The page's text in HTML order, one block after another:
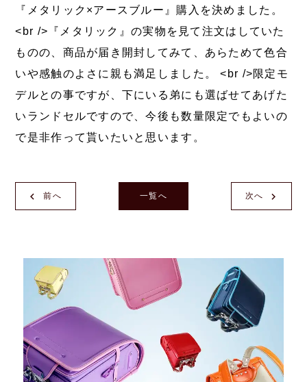
『メタリック×アースブルー』購入を決めました。
<br />『メタリック』の実物を見て注文はしていた
ものの、商品が届き開封してみて、あらためて色合
いや感触のよさに親も満足しました。 <br />限定モ
デルとの事ですが、下にいる弟にも選ばせてあげた
いランドセルですので、今後も数量限定でもよいの
で是非作って貰いたいと思います。
前へ 次へ
一覧へ